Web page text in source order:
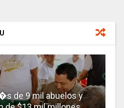
de 9 mil abuelos y